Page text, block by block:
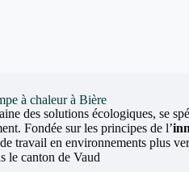
à chaleur à Bière
des solutions écologiques, se
Fondée sur les principes de l’
travail en environnements plus
le canton de Vaud